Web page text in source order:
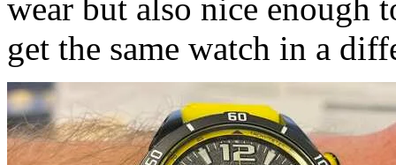
wear but also nice enough
get the same watch in a